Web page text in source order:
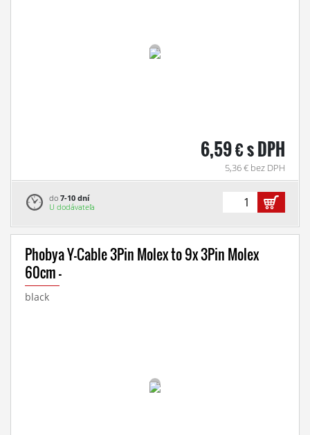
6,59 € s DPH
5,36 € bez DPH
do 7-10 dní
U dodávateľa
Phobya Y-Cable 3Pin Molex to 9x 3Pin Molex
60cm -
black